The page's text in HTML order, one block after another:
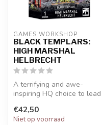
GAMES WORKSHOP
BLACK TEMPLARS:
HIGH MARSHAL
HELBRECHT
A terrifying and awe-
inspiring HQ choice to lead
pee...
€42,50
Niet op voorraad